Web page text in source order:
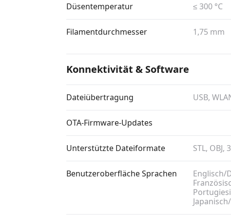
Düsentemperatur ≤ 300 °C
Filamentdurchmesser 1,75 mm
Konnektivität & Software
Dateiübertragung USB,
OTA-Firmware-Updates
Unterstützte Dateiformate STL, OBJ,
Benutzeroberfläche Sprachen
Englisch/​